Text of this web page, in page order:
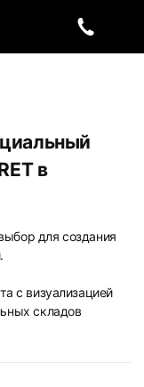
в
для создания
с визуализацией
складов